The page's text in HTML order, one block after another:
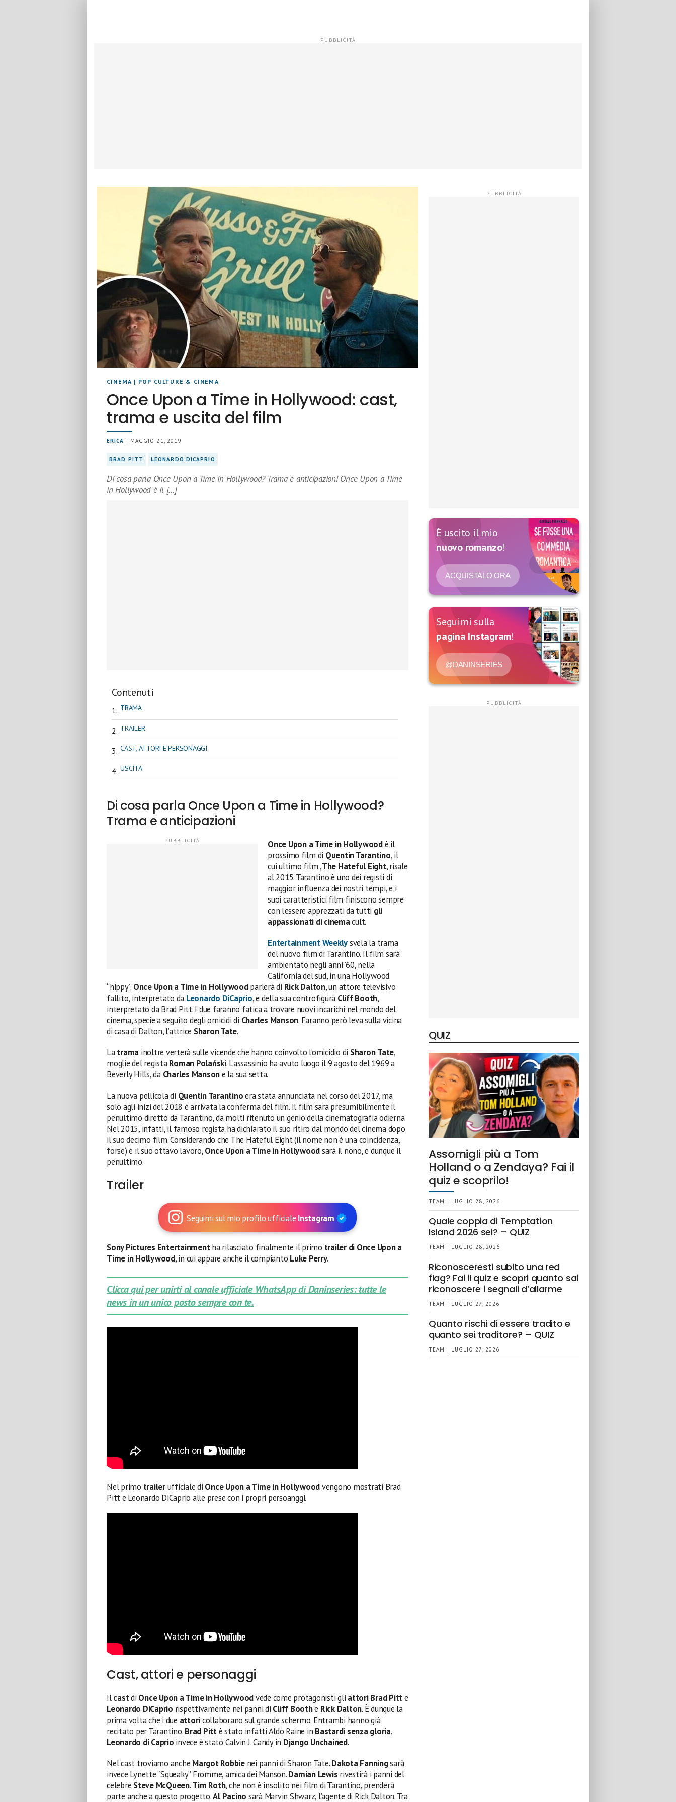
CINEMA | POP CULTURE & CINEMA
Once Upon a Time in Hollywood: cast,
trama e uscita del film
ERICA | MAGGIO 21, 2019
BRAD PITT LEONARDO DICAPRIO
Di cosa parla Once Upon a Time in Hollywood? Trama e anticipazioni Once Upon a Time
in Hollywood è il […]
Contenuti
TRAMA
TRAILER
CAST, ATTORI E PERSONAGGI
USCITA
Di cosa parla Once Upon a Time in Hollywood?
Trama e anticipazioni
Once Upon a Time in Hollywoodè il
prossimo film di Quentin Tarantino, il
cui ultimo film ,The Hateful Eight, risale
al 2015. Tarantino è uno dei registi di
maggior influenza dei nostri tempi, e i
suoi caratteristici film finiscono sempre
con l’essere apprezzati da tutti gli
appassionati di cinemacult.
Entertainment Weeklysvela la trama
del nuovo film di Tarantino. Il film sarà
ambientato negli anni ’60, nella
California del sud, in una Hollywood
“hippy”. Once Upon a Time in Hollywoodparlerà di Rick Dalton, un attore televisivo
fallito, interpretato da Leonardo DiCaprio, e della sua controfigura Cliff Booth,
interpretato da Brad Pitt. I due faranno fatica a trovare nuovi incarichi nel mondo del
cinema, specie a seguito degli omicidi di Charles Manson. Faranno però leva sulla vicina
di casa di Dalton, l’attrice Sharon Tate.
Latrama inoltre verterà sulle vicende che hanno coinvolto l’omicidio di Sharon Tate,
moglie del registaRoman Polański. L’assassinio ha avuto luogo il 9 agosto del 1969 a
Beverly Hills, da Charles Mansone la sua setta.
La nuova pellicola di Quentin Tarantinoera stata annunciata nel corso del 2017, ma
solo agli inizi del 2018 è arrivata la conferma del film. Il film sarà presumibilmente il
penultimo diretto da Tarantino, da molti ritenuto un genio della cinematografia odierna.
Nel 2015, infatti, il famoso regista ha dichiarato il suo ritiro dal mondo del cinema dopo
il suo decimo film. Considerando che The Hateful Eight (il nome non è una coincidenza,
forse) è il suo ottavo lavoro,Once Upon a Time inHollywoodsarà il nono, e dunque il
penultimo.
Trailer
Seguimi sul mio profilo ufficiale Instagram
Sony Pictures Entertainmentha rilasciato finalmente il primo trailer di Once Upon a
Time in Hollywood, in cui appare anche il compianto Luke Perry.
Clicca qui per unirti al canale ufficiale WhatsApp di Daninseries: tutte le
news in un unico posto sempre con te.
Nel primo trailerufficiale di Once Upon a Time in Hollywoodvengono mostrati Brad
Pitt e Leonardo DiCaprio alle prese con i propri persoanggi.
Cast, attori e personaggi
Ilcastdi Once Upon a Time in Hollywoodvede come protagonisti gli attori Brad Pitte
Leonardo DiCaprio rispettivamente nei panni di Cliff Boothe Rick Dalton. È dunque la
prima volta che i due attoricollaborano sul grande schermo. Entrambi hanno già
recitato per Tarantino.Brad Pittè stato infatti Aldo Raine in Bastardi senza gloria.
Leonardo di Caprio invece è stato Calvin J. Candy in Django Unchained.
Nel cast troviamo anche Margot Robbienei panni di Sharon Tate.Dakota Fanningsarà
invece Lynette “Squeaky” Fromme, amica dei Manson.Damian Lewis rivestirà i panni del
celebre Steve McQueen.Tim Roth, che non è insolito nei film di Tarantino, prenderà
parte anche a questo progetto.Al Pacino sarà Marvin Shwarz, l’agente di Rick Dalton. Tra
È uscito il mio
nuovo romanzo!
ACQUISTALO ORA
Seguimi sulla
pagina Instagram!
@DANINSERIES
QUIZ
Assomigli più a Tom
Holland o a Zendaya? Fai il
quiz e scoprilo!
TEAM | LUGLIO 28, 2026
Quale coppia di Temptation
Island 2026 sei? – QUIZ
TEAM | LUGLIO 28, 2026
Riconosceresti subito una red
flag? Fai il quiz e scopri quanto sai
riconoscere i segnali d’allarme
TEAM | LUGLIO 27, 2026
Quanto rischi di essere tradito e
quanto sei traditore? – QUIZ
TEAM | LUGLIO 27, 2026